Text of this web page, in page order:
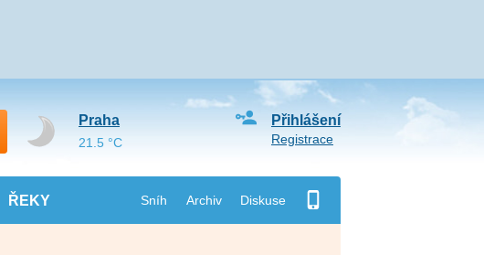
ŘEKY Sníh Archiv Diskuse
Přihlášení
Registrace
Praha
21.5 °C